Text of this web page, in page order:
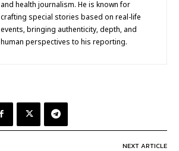
and health journalism. He is known for
crafting special stories based on real-life
events, bringing authenticity, depth, and
human perspectives to his reporting.
NEXT ARTICLE